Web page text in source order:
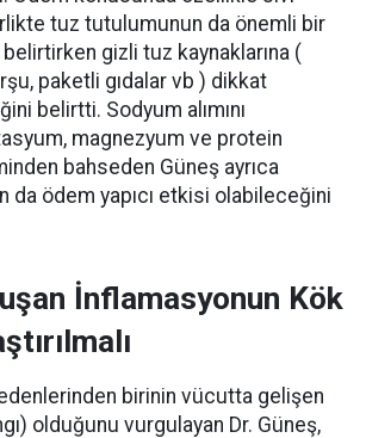
tuz tutulumunun da önemli bir
gizli tuz kaynaklarına (
paketli gıdalar vb ) dikkat
belirtti. Sodyum alımını
magnezyum ve protein
bahseden Güneş ayrıca
da ödem yapıcı etkisi olabileceğini
İnflamasyonun Kök
birinin vücutta gelişen
olduğunu vurgulayan Dr. Güneş,